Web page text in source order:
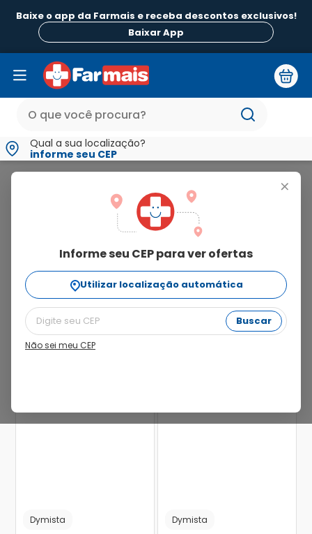
Baixe o app da Farmais e receba descontos exclusivos!
Baixar App
Qual a sua localização?
informe seu CEP
+
Informe seu CEP para ver ofertas
Utilizar localização automática
Buscar
Não sei meu CEP
Ordenar Por
relevância
21%
Dymista Dymista